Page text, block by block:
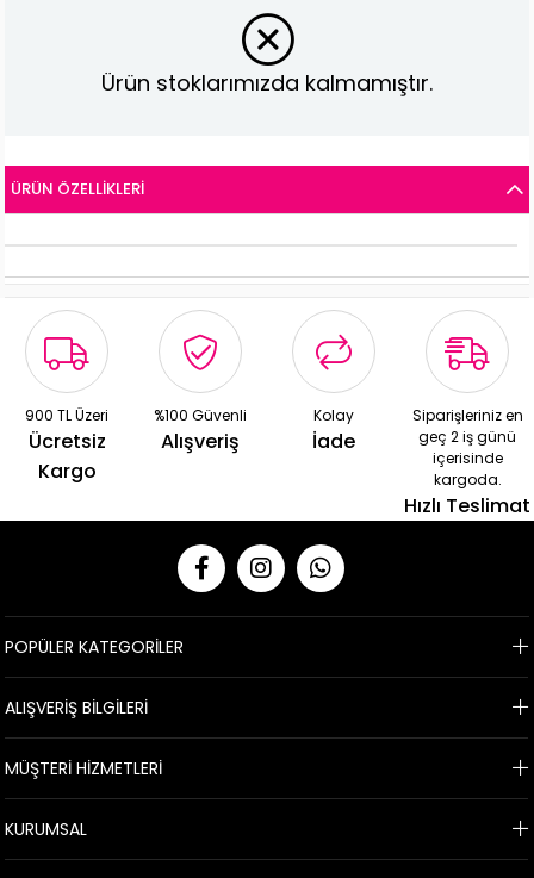
Ürün stoklarımızda kalmamıştır.
ÜRÜN ÖZELLIKLERI
900 TL Üzeri
Ücretsiz
Kargo
%100 Güvenli
Alışveriş
Kolay
İade
Siparişleriniz en
geç 2 iş günü
içerisinde
kargoda.
Hızlı Teslimat
POPÜLER KATEGORİLER
ALIŞVERİŞ BİLGİLERİ
MÜŞTERİ HİZMETLERİ
KURUMSAL